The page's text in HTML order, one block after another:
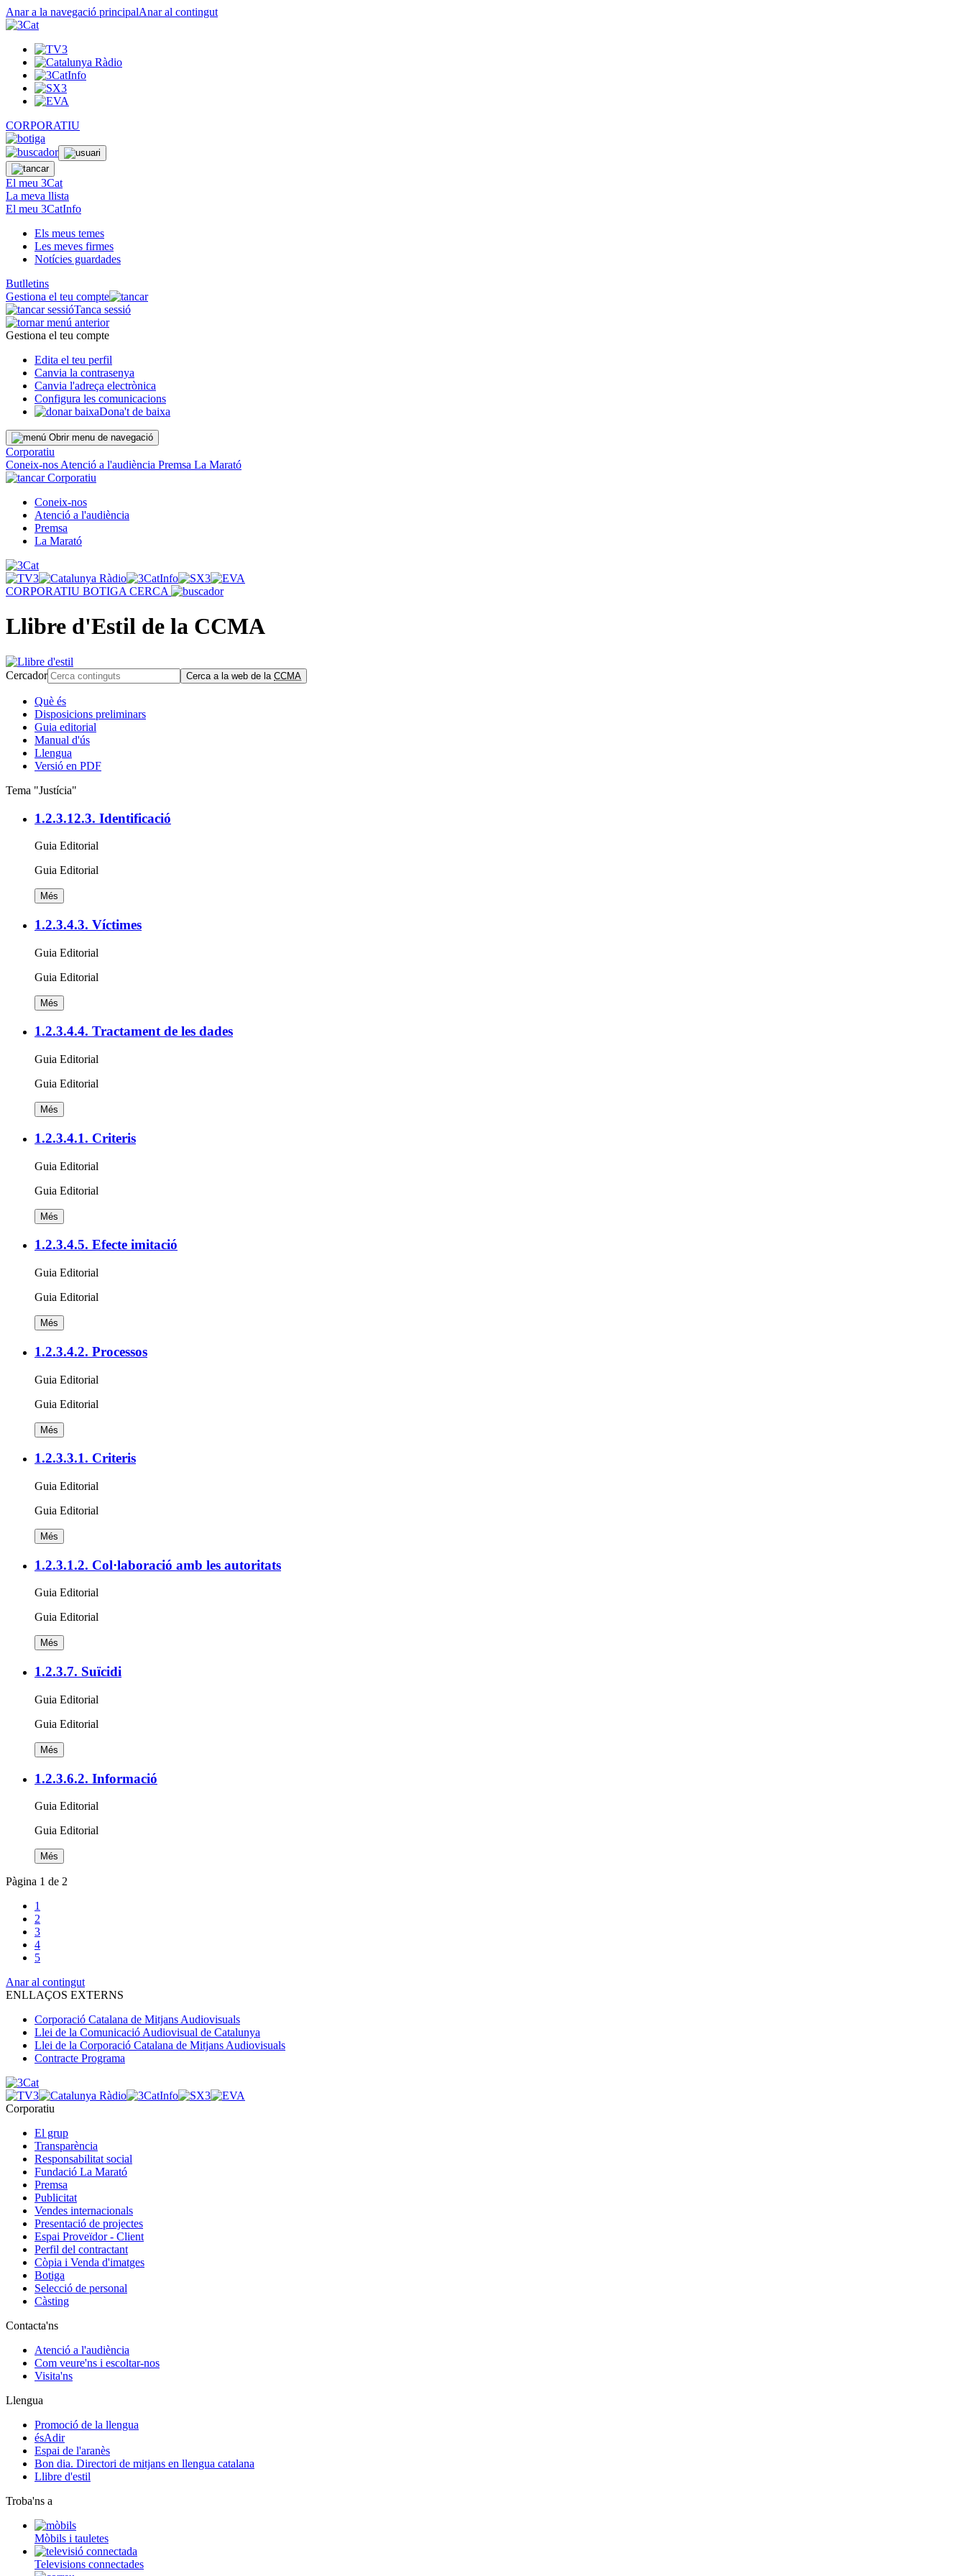
Anar a la navegació principalAnar al contingut
CORPORATIU
El meu 3Cat
La meva llista
El meu 3CatInfo
Els meus temes
Les meves firmes
Notícies guardades
Butlletins
Gestiona el teu compte
Tanca sessió
Gestiona el teu compte
Edita el teu perfil
Canvia la contrasenya
Canvia l'adreça electrònica
Configura les comunicacions
Dona't de baixa
Obrir menu de navegació
Corporatiu
Coneix-nos Atenció a l'audiència Premsa La Marató
Corporatiu
Coneix-nos
Atenció a l'audiència
Premsa
La Marató
CORPORATIU BOTIGA CERCA
Llibre d'Estil de la CCMA
Cercador Cerca a la web de la CCMA
Què és
Disposicions preliminars
Guia editorial
Manual d'ús
Llengua
Versió en PDF
Tema "Justícia"
1.2.3.12.3. Identificació
Guia Editorial
Guia Editorial
Més
1.2.3.4.3. Víctimes
Guia Editorial
Guia Editorial
Més
1.2.3.4.4. Tractament de les dades
Guia Editorial
Guia Editorial
Més
1.2.3.4.1. Criteris
Guia Editorial
Guia Editorial
Més
1.2.3.4.5. Efecte imitació
Guia Editorial
Guia Editorial
Més
1.2.3.4.2. Processos
Guia Editorial
Guia Editorial
Més
1.2.3.3.1. Criteris
Guia Editorial
Guia Editorial
Més
1.2.3.1.2. Col·laboració amb les autoritats
Guia Editorial
Guia Editorial
Més
1.2.3.7. Suïcidi
Guia Editorial
Guia Editorial
Més
1.2.3.6.2. Informació
Guia Editorial
Guia Editorial
Més
Pàgina 1 de 2
1
2
3
4
5
Anar al contingut
ENLLAÇOS EXTERNS
Corporació Catalana de Mitjans Audiovisuals
Llei de la Comunicació Audiovisual de Catalunya
Llei de la Corporació Catalana de Mitjans Audiovisuals
Contracte Programa
Corporatiu
El grup
Transparència
Responsabilitat social
Fundació La Marató
Premsa
Publicitat
Vendes internacionals
Presentació de projectes
Espai Proveïdor - Client
Perfil del contractant
Còpia i Venda d'imatges
Botiga
Selecció de personal
Càsting
Contacta'ns
Atenció a l'audiència
Com veure'ns i escoltar-nos
Visita'ns
Llengua
Promoció de la llengua
ésAdir
Espai de l'aranès
Bon dia. Directori de mitjans en llengua catalana
Llibre d'estil
Troba'ns a
Mòbils i tauletes
Televisions connectades